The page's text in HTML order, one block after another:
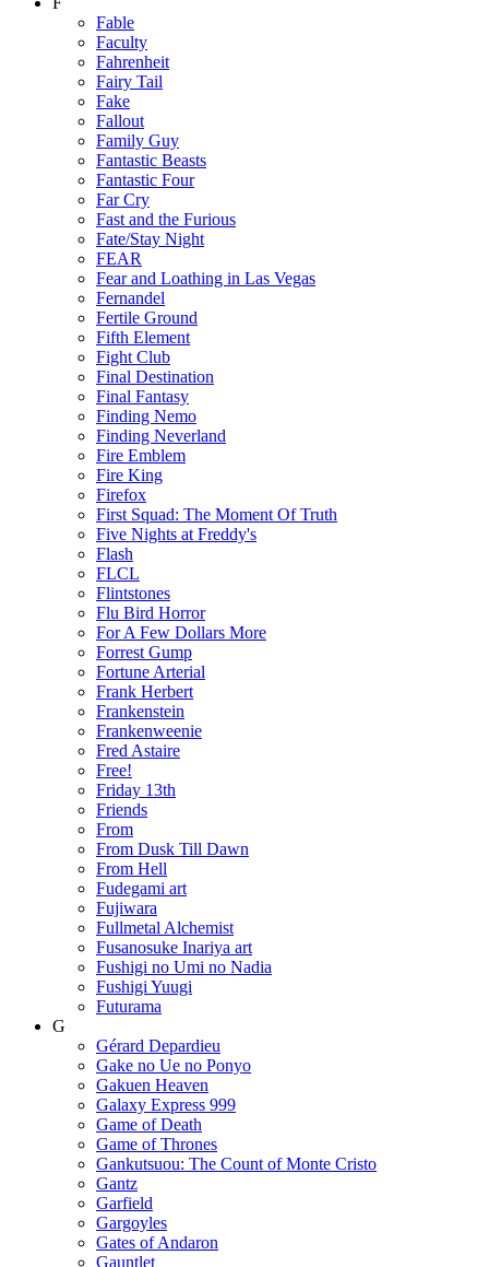
Fable
Faculty
Fahrenheit
Fairy Tail
Fake
Fallout
Family Guy
Fantastic Beasts
Fantastic Four
Far Cry
Fast and the Furious
Fate/Stay Night
FEAR
Fear and Loathing in Las Vegas
Fernandel
Fertile Ground
Fifth Element
Fight Club
Final Destination
Final Fantasy
Finding Nemo
Finding Neverland
Fire Emblem
Fire King
Firefox
First Squad: The Moment Of Truth
Five Nights at Freddy's
Flash
FLCL
Flintstones
Flu Bird Horror
For A Few Dollars More
Forrest Gump
Fortune Arterial
Frank Herbert
Frankenstein
Frankenweenie
Fred Astaire
Free!
Friday 13th
Friends
From
From Dusk Till Dawn
From Hell
Fudegami art
Fujiwara
Fullmetal Alchemist
Fusanosuke Inariya art
Fushigi no Umi no Nadia
Fushigi Yuugi
Futurama
G
Gérard Depardieu
Gake no Ue no Ponyo
Gakuen Heaven
Galaxy Express 999
Game of Death
Game of Thrones
Gankutsuou: The Count of Monte Cristo
Gantz
Garfield
Gargoyles
Gates of Andaron
Gauntlet